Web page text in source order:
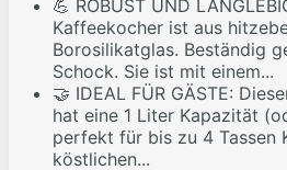
💪 ROBUST UND
Kaffeekocher ist aus
Borosilikatglas. Beständig
Schock. Sie ist mit einem...
🤝 IDEAL FÜR GÄSTE:
hat eine 1 Liter Kapazität
perfekt für bis zu 4 Tassen
köstlichen...